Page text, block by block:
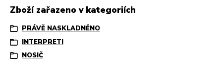
Zboží zařazeno v kategoriích
PRÁVĚ NASKLADNĚNO
INTERPRETI
NOSIČ